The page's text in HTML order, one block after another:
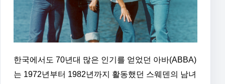
한국에서도 70년대 많은 인기를 얻었던 아바(ABBA)
는 1972년부터 1982년까지 활동했던 스웨덴의 남녀